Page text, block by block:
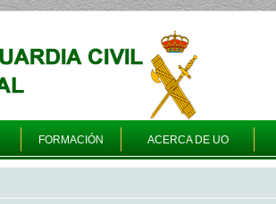
FORMACIÓN ACERCA DE UO